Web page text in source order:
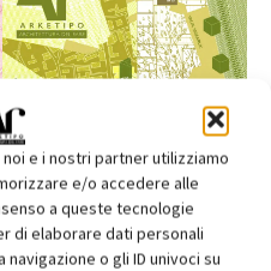
e i nostri partner utilizziamo
e/o accedere alle
a queste tecnologie
di elaborare dati personali
o gli ID univoci su